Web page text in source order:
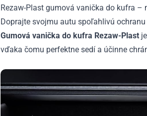
Rezaw-Plast gumová vanička do kufra
Doprajte svojmu autu spoľahlivú
Gumová vanička do kufra Rezaw-Plast
vďaka čomu perfektne sedí a účinne